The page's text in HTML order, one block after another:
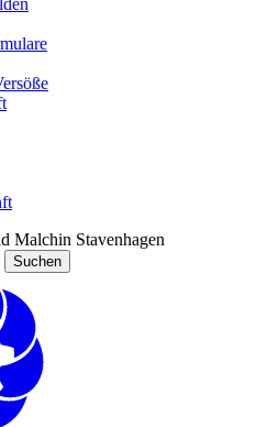
Malchin Stavenhagen